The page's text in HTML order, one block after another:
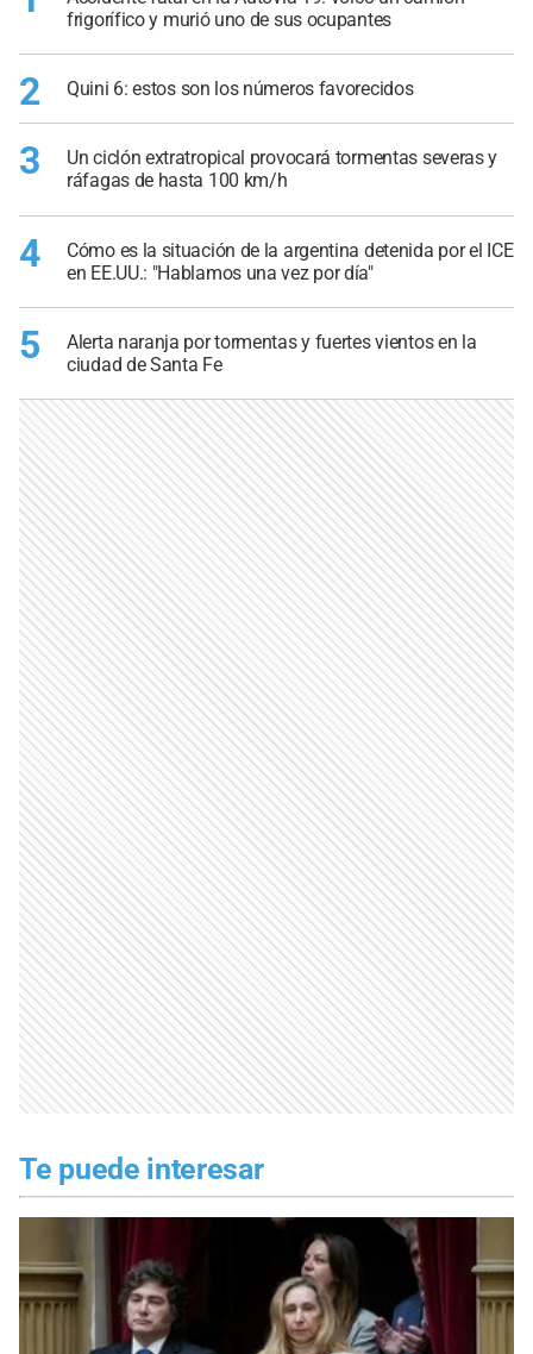
frigorífico y murió uno de sus ocupantes
2 Quini 6: estos son los números favorecidos
3
Un ciclón extratropical provocará tormentas severas y
ráfagas de hasta 100 km/h
4
Cómo es la situación de la argentina detenida por el ICE
en EE.UU.: "Hablamos una vez por día"
5
Alerta naranja por tormentas y fuertes vientos en la
ciudad de Santa Fe
Te puede interesar